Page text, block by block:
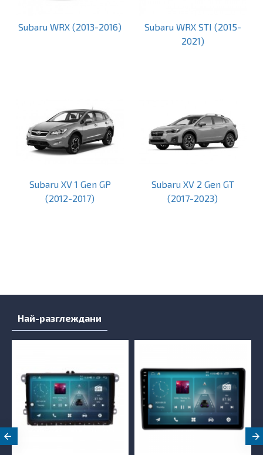
Subaru WRX (2013-2016)
Subaru WRX STI (2015-
2021)
Subaru XV 1 Gen GP
(2012-2017)
Subaru XV 2 Gen GT
(2017-2023)
Най-разглеждани